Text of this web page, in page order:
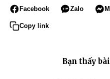
Facebook Zalo
Copy link
Bạn thấy